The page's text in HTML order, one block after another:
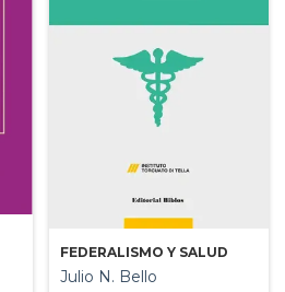
FEDERALISMO Y SALUD
Julio N. Bello